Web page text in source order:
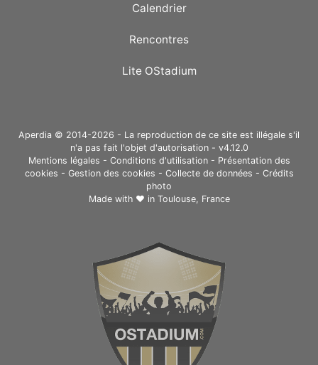
Calendrier
Rencontres
Lite OStadium
Aperdia © 2014-2026 - La reproduction de ce site est illégale s'il
n'a pas fait l'objet d'autorisation - v4.12.0
Mentions légales - Conditions d'utilisation- Présentation des
cookies - Gestion des cookies - Collecte de données - Crédits
photo
Made with ❤ in Toulouse, France